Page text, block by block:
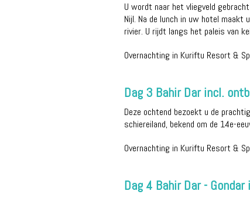
U wordt naar het vliegveld
Nijl. Na de lunch in uw hotel
rivier. U rijdt langs het paleis van
Overnachting in Kuriftu Resort &
Dag 3 Bahir Dar incl.
Deze ochtend bezoekt u de
schiereiland, bekend om de 14e-
Overnachting in Kuriftu Resort &
Dag 4 Bahir Dar -